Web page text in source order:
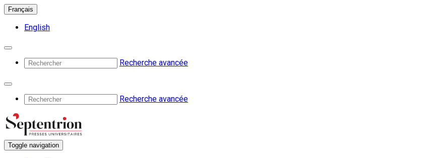
Français
English
Recherche avancée
Recherche avancée
Toggle navigation